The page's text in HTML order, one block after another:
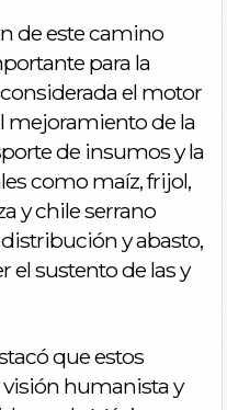
de este camino
para la
el motor
mejoramiento de la
de insumos y la
como maíz, frijol,
y chile serrano
y abasto,
el sustento de las y
que estos
visión humanista y